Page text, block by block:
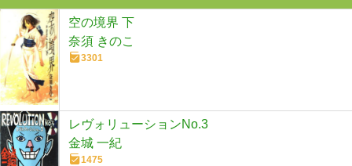
空の境界 下
奈須 きのこ
3301
レヴォリューションNo.3
金城 一紀
1475